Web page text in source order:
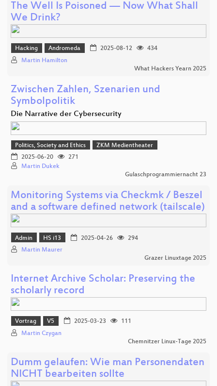
The Well Is Poisoned — Now What Shall
We Drink?
Hacking Andromeda 2025-08-12
434
Martin Hamilton
What Hackers Yearn 2025
Zwischen Zahlen, Szenarien und
Symbolpolitik
Die Narrative der Cybersecurity
Politics, Society and Ethics
ZKM Medientheater
2025-06-20
271
Martin Dukek
Gulaschprogrammiernacht 23
Monitoring Systems via Checkmk / Beszel
and a software defined network (tailscale)
Admin HS i13 2025-04-26
294
Martin Maurer
Grazer Linuxtage 2025
Internet Archive Scholar: Preserving the
scholarly record
Vortrag V5 2025-03-23
111
Martin Czygan
Chemnitzer Linux-Tage 2025
Dumm gelaufen: Wie man Personendaten
NICHT bearbeiten sollte